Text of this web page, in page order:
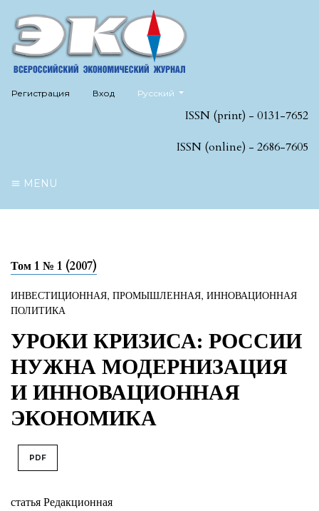
Регистрация Вход Русский
ISSN (print) - 0131-7652
ISSN (online) - 2686-7605
MENU
Том 1 № 1 (2007)
ИНВЕСТИЦИОННАЯ, ПРОМЫШЛЕННАЯ, ИННОВАЦИОННАЯ
ПОЛИТИКА
УРОКИ КРИЗИСА: РОССИИ
НУЖНА МОДЕРНИЗАЦИЯ
И ИННОВАЦИОННАЯ
ЭКОНОМИКА
PDF
статья Редакционная